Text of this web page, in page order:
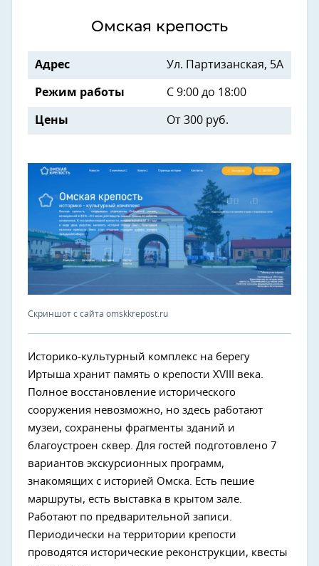
Омская крепость
Адрес Ул. Партизанская, 5А
Режим работы С 9:00 до 18:00
Цены От 300 руб.
Скриншот с сайта omskkrepost.ru
Историко-культурный комплекс на берегу
Иртыша хранит память о крепости XVIII века.
Полное восстановление исторического
сооружения невозможно, но здесь работают
музеи, сохранены фрагменты зданий и
благоустроен сквер. Для гостей подготовлено 7
вариантов экскурсионных программ,
знакомящих с историей Омска. Есть пешие
маршруты, есть выставка в крытом зале.
Работают по предварительной записи.
Периодически на территории крепости
проводятся исторические реконструкции, квесты